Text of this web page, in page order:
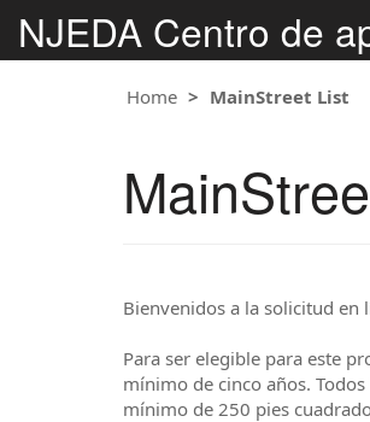
NJEDA Centro de
Home MainStreet List
Bienvenidos a la solicitud en
Para ser elegible para este
mínimo de cinco años.
mínimo de 250 pies